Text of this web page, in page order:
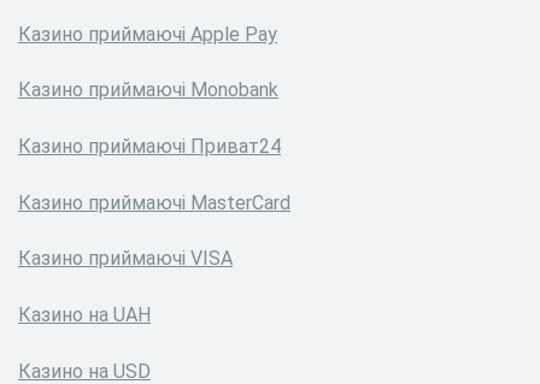
Казино приймаючі Apple Pay
Казино приймаючі Monobank
Казино приймаючі Приват24
Казино приймаючі MasterCard
Казино приймаючі VISA
Казино на UAH
Казино на USD